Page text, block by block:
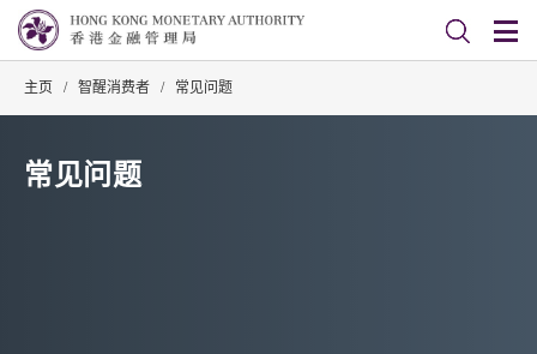
主页 / 智醒消费者 / 常见问题
常见问题